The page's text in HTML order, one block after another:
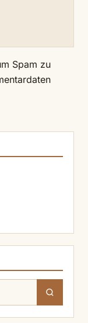
Spam zu